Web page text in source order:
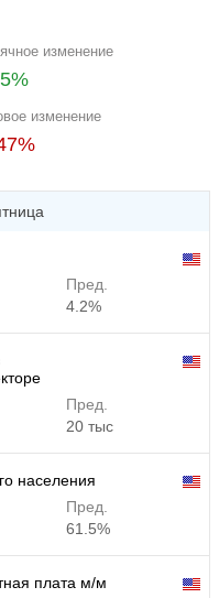
изменение
изменение
Пред.
4.2%
Пред.
20 тыс
населения
Пред.
61.5%
плата м/м